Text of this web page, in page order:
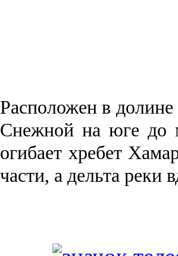
Рас­положен в
Снежной на юге до
огибает хребет
части, а дельта реки